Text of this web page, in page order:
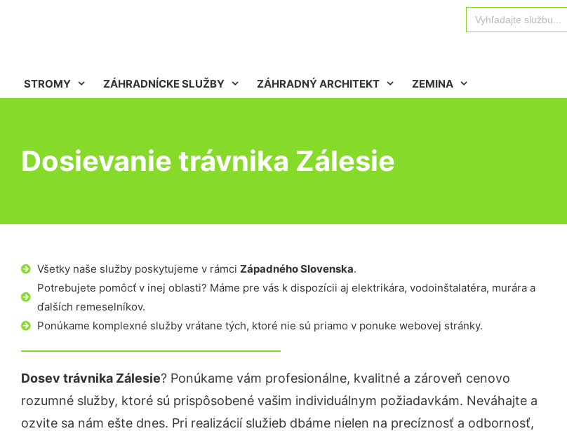
Search
for:
STROMY ZÁHRADNÍCKE SLUŽBY ZÁHRADNÝ ARCHITEKT ZEMINA
Dosievanie trávnika Zálesie
Všetky naše služby poskytujeme v rámci Západného Slovenska.
Potrebujete pomôcť v inej oblasti? Máme pre vás k dispozícii aj elektrikára, vodoinštalatéra, murára a
ďalších remeselníkov.
Ponúkame komplexné služby vrátane tých, ktoré nie sú priamo v ponuke webovej stránky.
Dosev trávnika Zálesie? Ponúkame vám profesionálne, kvalitné a zároveň cenovo
rozumné služby, ktoré sú prispôsobené vašim individuálnym požiadavkám. Neváhajte a
ozvite sa nám ešte dnes. Pri realizácií služieb dbáme nielen na precíznosť a odbornosť,